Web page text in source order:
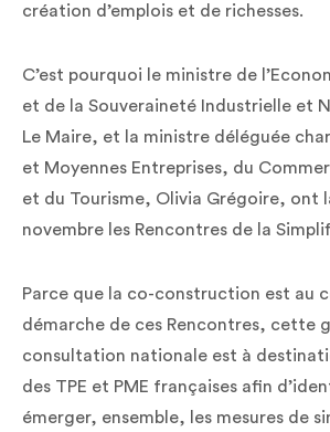
création d’emplois et de richesses.
C’est pourquoi le ministre de
et de la Souveraineté Industrielle et
Le Maire, et la ministre déléguée
et Moyennes Entreprises, du
et du Tourisme, Olivia Grégoire, ont
novembre les Rencontres de la
Parce que la co-construction est au
démarche de ces Rencontres, cette
consultation nationale est à
des TPE et PME françaises afin
émerger, ensemble, les mesures de